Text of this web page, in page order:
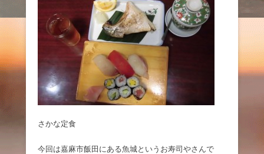
さかな定食
今回は嘉麻市飯田にある魚城というお寿司やさんで